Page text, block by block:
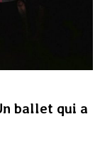
ballet qui a